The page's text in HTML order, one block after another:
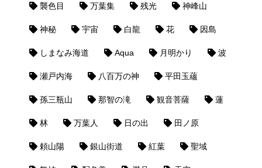
襲色目 万葉集 残光 神峰山
神秘 宇宙 白龍 花 因島
しまなみ海道 Aqua 月明かり 波
瀬戸内海 八百万の神 平田玉蘊
孫三瓶山 那智の滝 観音菩薩 蓮
林 万葉人 日の出 田ノ原
頼山陽 銀山街道 紅葉 聖域